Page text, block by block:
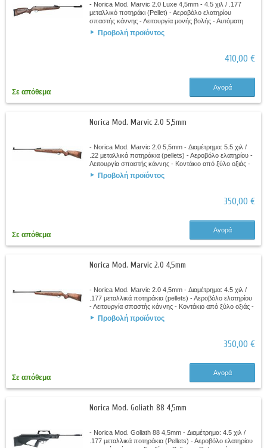
- Norica Mod. Marvic 2.0 Luxe 4,5mm - 4.5 χιλ / .177
μεταλλικό ποτηράκι (Pellet) - Αεροβόλο ελατηρίου
σπαστής κάννης - Λειτουργία μονής βολής - Αυτόματη
ασφάλεια - Ρυθμιζόμενη σκανδάλη -...
Προβολή προϊόντος
410,00 €
Σε απόθεμα
Αγορά
Norica Mod. Marvic 2.0 5,5mm
- Norica Mod. Marvic 2.0 5,5mm - Διαμέτρημα: 5.5 χιλ /
.22 μεταλλικά ποτηράκια (pellets) - Αεροβόλο ελατηρίου -
Λειτουργία σπαστής κάννης - Κοντάκιο από ξύλο οξιάς -
Αεριζόμενο ελαστικό πέλμα...
Προβολή προϊόντος
350,00 €
Σε απόθεμα
Αγορά
Norica Mod. Marvic 2.0 4,5mm
- Norica Mod. Marvic 2.0 4,5mm - Διαμέτρημα: 4.5 χιλ /
.177 μεταλλικά ποτηράκια (pellets) - Αεροβόλο ελατηρίου
- Λειτουργία σπαστής κάννης - Κοντάκιο από ξύλο οξιάς -
Αεριζόμενο ελαστικό πέλμα...
Προβολή προϊόντος
350,00 €
Σε απόθεμα
Αγορά
Norica Mod. Goliath 88 4,5mm
- Norica Mod. Goliath 88 4,5mm - Διαμέτρημα: 4.5 χιλ /
.177 μεταλλικά ποτηράκια (Pellets) - Αεροβόλο ελατηρίου